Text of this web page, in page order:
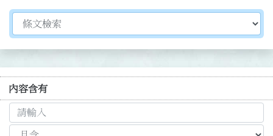
切換選擇法規資訊內容
內容含有